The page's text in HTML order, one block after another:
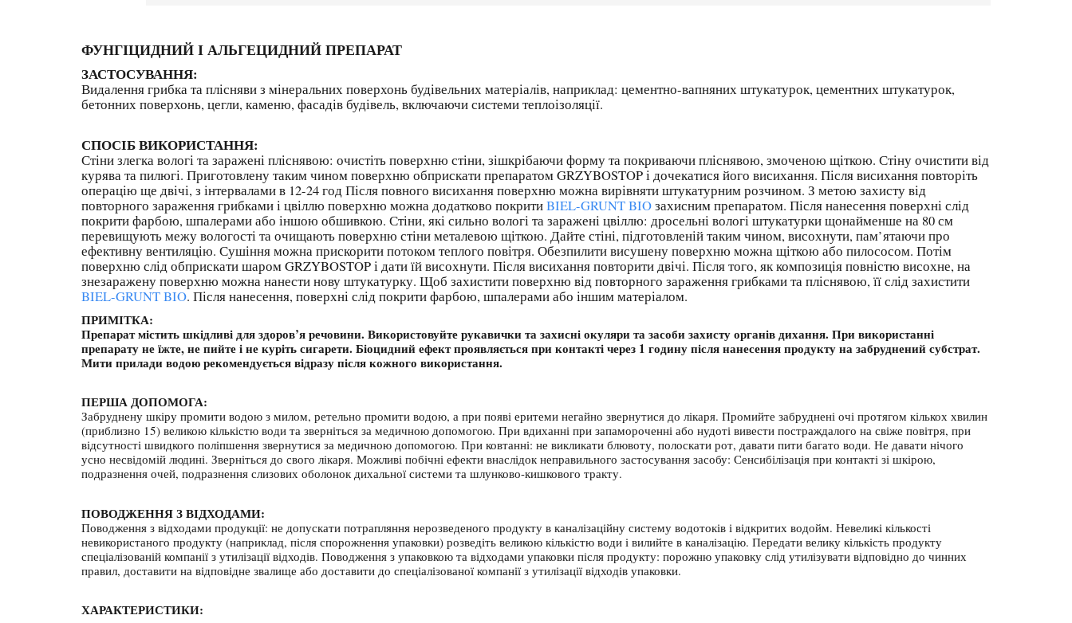
ФУНГІЦИДНИЙ І АЛЬГЕЦИДНИЙ ПРЕПАРАТ
ЗАСТОСУВАННЯ:
Видалення грибка та плісняви з мінеральних поверхонь будівельних матеріалів, наприклад: цементно-вапняних штукатурок, цементних штукатурок,
бетонних поверхонь, цегли, каменю, фасадів будівель, включаючи системи теплоізоляції.
СПОСІБ ВИКОРИСТАННЯ:
Стіни злегка вологі та заражені пліснявою: очистіть поверхню стіни, зішкрібаючи форму та покриваючи пліснявою, змоченою щіткою. Стіну очистити від
курява та пилюгі. Приготовлену таким чином поверхню обприскати препаратом GRZYBOSTOP і дочекатися його висихання. Після висихання повторіть
операцію ще двічі, з інтервалами в 12-24 год Після повного висихання поверхню можна вирівняти штукатурним розчином. З метою захисту від
повторного зараження грибками і цвіллю поверхню можна додатково покритиBIEL-GRUNT BIOзахисним препаратом. Після нанесення поверхні слід
покрити фарбою, шпалерами або іншою обшивкою. Стіни, які сильно вологі та заражені цвіллю: дросельні вологі штукатурки щонайменше на 80 см
перевищують межу вологості та очищають поверхню стіни металевою щіткою. Дайте стіні, підготовленій таким чином, висохнути, пам’ятаючи про
ефективну вентиляцію. Сушіння можна прискорити потоком теплого повітря. Обезпилити висушену поверхню можна щіткою або пилососом. Потім
поверхню слід обприскати шаром GRZYBOSTOP і дати їй висохнути. Після висихання повторити двічі. Після того, як композиція повністю висохне, на
знезаражену поверхню можна нанести нову штукатурку. Щоб захистити поверхню від повторного зараження грибками та пліснявою, її слід захистити
BIEL-GRUNT BIO. Після нанесення, поверхні слід покрити фарбою, шпалерами або іншим матеріалом.
ПРИМІТКА:
Препарат містить шкідливі для здоров’я речовини. Використовуйте рукавички та захисні окуляри та засоби захисту органів дихання. При використанні
препарату не їжте, не пийте і не куріть сигарети. Біоцидний ефект проявляється при контакті через 1 годину після нанесення продукту на забруднений субстрат.
Мити прилади водою рекомендується відразу після кожного використання.
ПЕРША ДОПОМОГА:
Забруднену шкіру промити водою з милом, ретельно промити водою, а при появі еритеми негайно звернутися до лікаря. Промийте забруднені очі протягом кількох хвилин
(приблизно 15) великою кількістю води та зверніться за медичною допомогою. При вдиханні при запамороченні або нудоті вивести постраждалого на свіже повітря, при
відсутності швидкого поліпшення звернутися за медичною допомогою. При ковтанні: не викликати блювоту, полоскати рот, давати пити багато води. Не давати нічого
усно несвідомій людині. Зверніться до свого лікаря. Можливі побічні ефекти внаслідок неправильного застосування засобу: Сенсибілізація при контакті зі шкірою,
подразнення очей, подразнення слизових оболонок дихальної системи та шлунково-кишкового тракту.
ПОВОДЖЕННЯ З ВІДХОДАМИ:
Поводження з відходами продукції: не допускати потрапляння нерозведеного продукту в каналізаційну систему водотоків і відкритих водойм. Невеликі кількості
невикористаного продукту (наприклад, після спорожнення упаковки) розведіть великою кількістю води і вилийте в каналізацію. Передати велику кількість продукту
спеціалізованій компанії з утилізації відходів. Поводження з упаковкою та відходами упаковки після продукту: порожню упаковку слід утилізувати відповідно до чинних
правил, доставити на відповідне звалище або доставити до спеціалізованої компанії з утилізації відходів упаковки.
ХАРАКТЕРИСТИКИ: